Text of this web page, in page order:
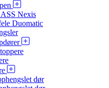
Nexis
Duomatic
dør